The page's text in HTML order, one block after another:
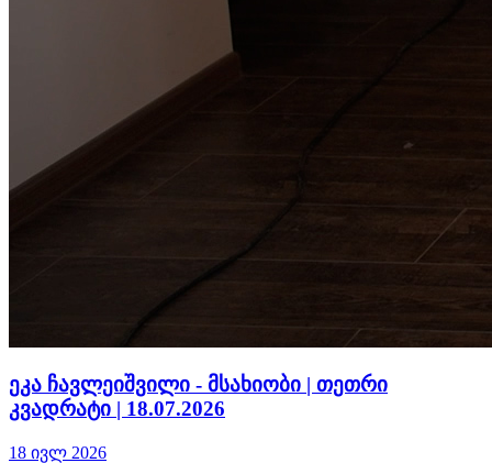
ეკა ჩავლეიშვილი - მსახიობი | თეთრი
კვადრატი | 18.07.2026
18 ივლ 2026